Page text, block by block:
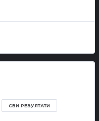
СВИ РЕЗУЛТАТИ